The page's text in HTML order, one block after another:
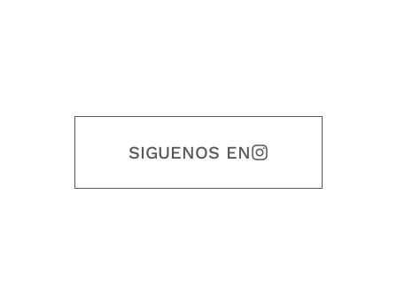
SIGUENOS EN